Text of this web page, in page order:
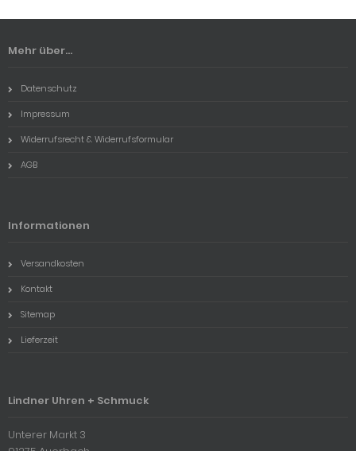
Mehr über...
Datenschutz
Impressum
Widerrufsrecht & Widerrufsformular
AGB
Informationen
Versandkosten
Kontakt
Sitemap
Lieferzeit
Lindner Uhren + Schmuck
Unterer Markt 3